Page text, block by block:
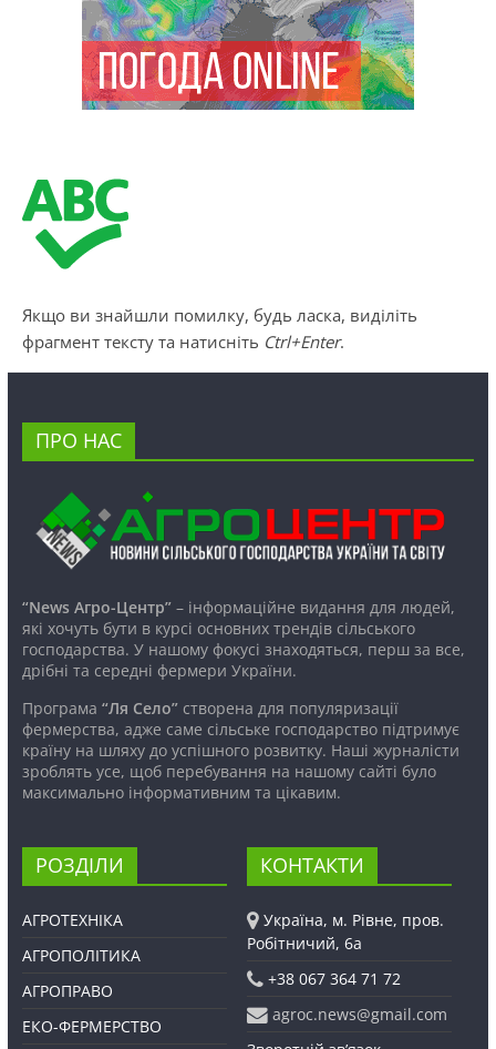
Якщо ви знайшли помилку, будь ласка, виділіть
фрагмент тексту та натисніть Ctrl+Enter.
ПРО НАС
“News Агро-Центр”– інформаційне видання для людей,
які хочуть бути в курсі основних трендів сільського
господарства. У нашому фокусі знаходяться, перш за все,
дрібні та середні фермери України.
Програма “Ля Село”створена для популяризації
фермерства, адже саме сільське господарство підтримує
країну на шляху до успішного розвитку. Наші журналісти
зроблять усе, щоб перебування на нашому сайті було
максимально інформативним та цікавим.
РОЗДІЛИ
АГРОТЕХНІКА
АГРОПОЛІТИКА
АГРОПРАВО
ЕКО-ФЕРМЕРСТВО
КОНТАКТИ
Україна, м. Рівне, пров.
Робітничий, 6а
+38 067 364 71 72
agroc.news@gmail.com